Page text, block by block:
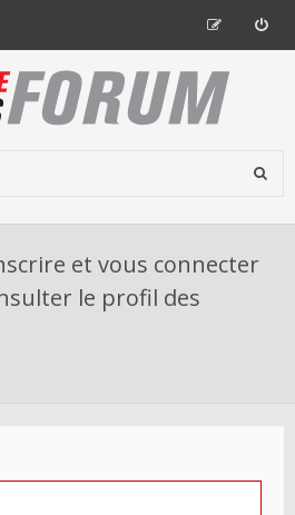
et vous connecter
le profil des